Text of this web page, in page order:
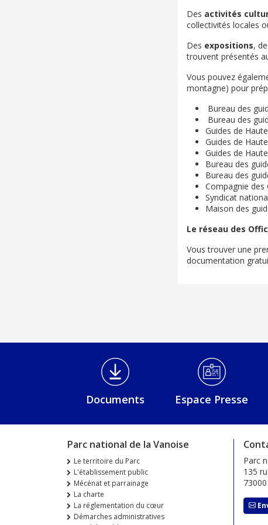
Des activités
collectivités locales
Des expositions,
trouvent présentés
Vous pouvez
montagne) pour
Bureau des
Bureau des
Guides de
Guides de
Guides de
Bureau des
Bureau des
Compagnie des
Syndicat
Maison des
Le réseau des
Vous trouver une
documentation
Médiathèque Footer
Documents Espace Presse
Parc national de la Vanoise
Le territoire du Parc
L'établissement public
Mécénat et parrainage
La charte
La réglementation du cœur
Démarches administratives
Parc
135